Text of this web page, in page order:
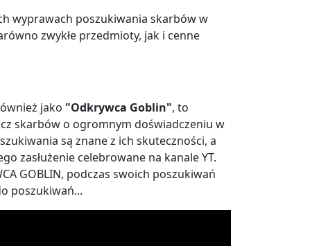
wyprawach poszukiwania skarbów w
zwykłe przedmioty, jak i cenne
jako "Odkrywca Goblin", to
skarbów o ogromnym doświadczeniu w
są znane z ich skuteczności, a
zasłużenie celebrowane na kanale YT.
GOBLIN, podczas swoich poszukiwań
poszukiwań...